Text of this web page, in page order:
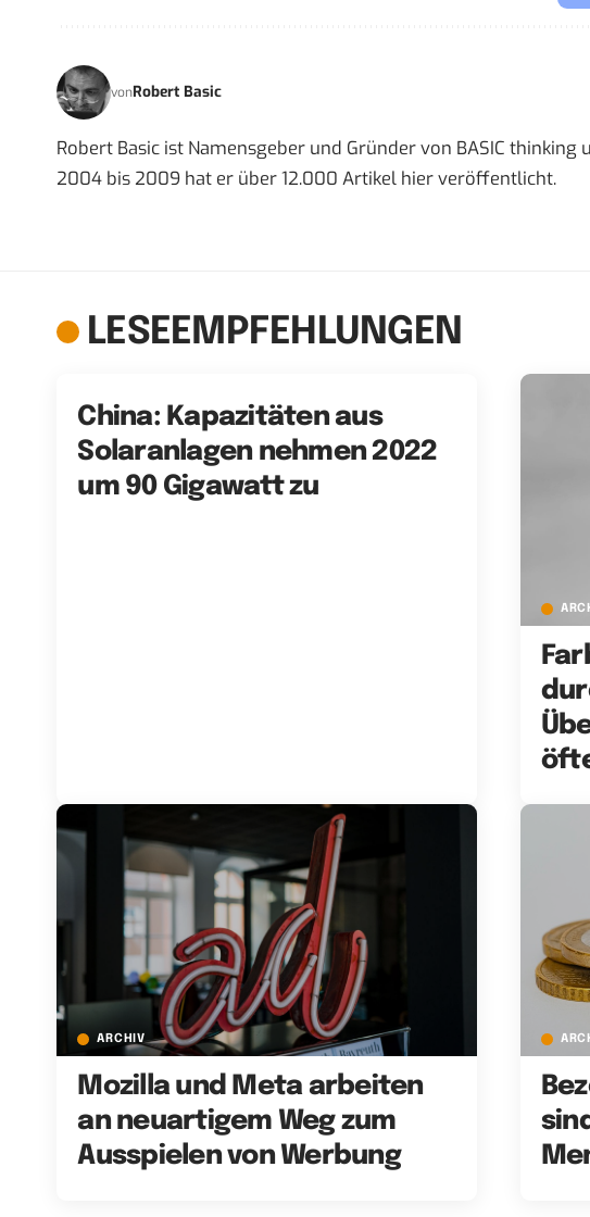
vonRobert Basic
Robert Basic ist Namensgeber und Gründer von BASIC
2004 bis 2009 hat er über 12.000 Artikel hier veröffentlicht.
LESEEMPFEHLUNGEN
China: Kapazitäten aus
Solaranlagen nehmen 2022
um 90 Gigawatt zu
ARCHIV
Mozilla und Meta arbeiten
an neuartigem Weg zum
Ausspielen von Werbung